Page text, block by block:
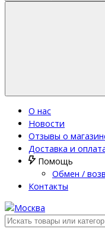
О нас
Новости
Отзывы о
Доставка и
Помощь
Обмен /
Контакты